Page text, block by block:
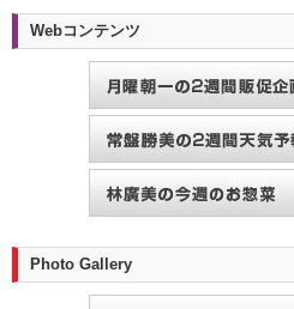
Webコンテンツ
Photo Gallery